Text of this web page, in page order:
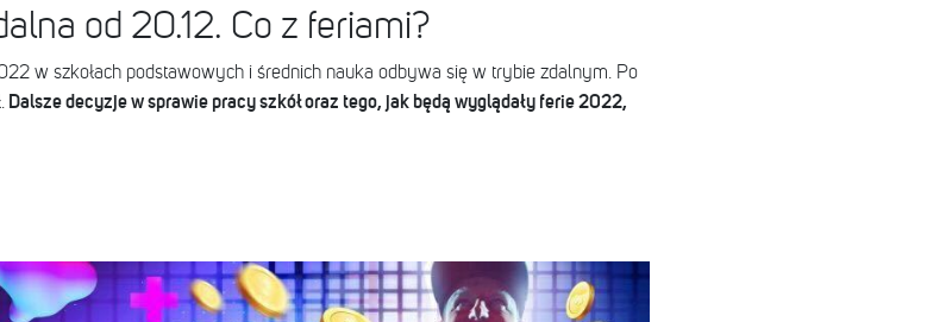
od 20.12. Co z feriami?
w szkołach podstawowych i średnich nauka odbywa się w trybie zdalnym. Po
Dalsze decyzje w sprawie pracy szkół oraz tego, jak będą wyglądały ferie 2022,